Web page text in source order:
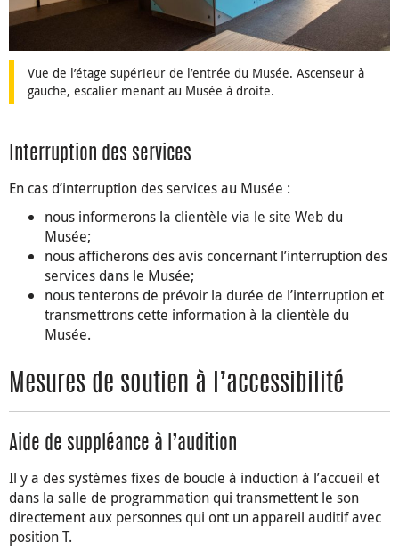
Vue de l’étage supérieur de l’entrée du Musée. Ascenseur à
gauche, escalier menant au Musée à droite.
Interruption des services
En cas d’interruption des services au Musée :
nous informerons la clientèle via le site Web du
Musée;
nous afficherons des avis concernant l’interruption des
services dans le Musée;
nous tenterons de prévoir la durée de l’interruption et
transmettrons cette information à la clientèle du
Musée.
Mesures de soutien à l’accessibilité
Aide de suppléance à l’audition
Il y a des systèmes fixes de boucle à induction à l’accueil et
dans la salle de programmation qui transmettent le son
directement aux personnes qui ont un appareil auditif avec
position T.